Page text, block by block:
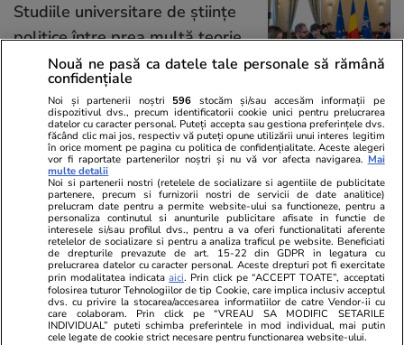
Studiile universitare de științe
politice între prea multă teorie
și prea puțină practică
08:00
Când criminalul de război Putin
va muri, crimele Rusiei vor
continua
14 iul.
Nouă ne pasă ca datele tale personale să rămână
confidențiale
Noi și partenerii noștri 596 stocăm și/sau accesăm informații pe
dispozitivul dvs., precum identificatorii cookie unici pentru prelucrarea
datelor cu caracter personal. Puteți accepta sau gestiona preferințele dvs.
făcând clic mai jos, respectiv vă puteți opune utilizării unui interes legitim
în orice moment pe pagina cu politica de confidențialitate. Aceste alegeri
vor fi raportate partenerilor noștri și nu vă vor afecta navigarea. Mai
multe detalii
Noi si partenerii nostri (retelele de socializare si agentiile de publicitate
partenere, precum si furnizorii nostri de servicii de date analitice)
prelucram date pentru a permite website-ului sa functioneze, pentru a
personaliza continutul si anunturile publicitare afisate in functie de
interesele si/sau profilul dvs., pentru a va oferi functionalitati aferente
retelelor de socializare si pentru a analiza traficul pe website. Beneficiati
de drepturile prevazute de art. 15-22 din GDPR in legatura cu
prelucrarea datelor cu caracter personal. Aceste drepturi pot fi exercitate
prin modalitatea indicataaici. Prin click pe “ACCEPT TOATE”, acceptati
folosirea tuturor Tehnologiilor de tip Cookie, care implica inclusiv acceptul
dvs. cu privire la stocarea/accesarea informatiilor de catre Vendor-ii cu
care colaboram. Prin click pe “VREAU SA MODIFIC SETARILE
INDIVIDUAL” puteti schimba preferintele in mod individual, mai putin
cele legate de cookie strict necesare pentru functionarea website-ului.